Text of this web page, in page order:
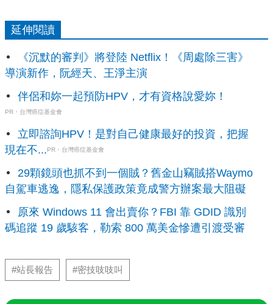
延伸閱讀
《沉默的審判》將登陸 Netflix！《周處除三害》
導演新作，阮經天、王淨主演
伴侶和妳一起預防HPV，才有資格說愛妳！
PR・台灣癌症基金會
立即諮詢HPV！是對自己健康最好的投資，把握
現在不...PR・台灣癌症基金會
29顆鏡頭也抓不到一個賊？舊金山竊賊搭Waymo
自駕車逃逸，隱私保護政策竟成警方辦案最大阻礙
原來 Windows 11 會出賣你？FBI 靠 GDID 識別
碼追蹤 19 歲駭客，勒索 800 萬美金慘遭引渡受審
#站長報告 #密技吱吱叫